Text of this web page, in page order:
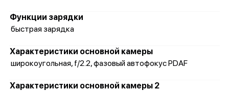
Функции зарядки
быстрая зарядка
Характеристики основной камеры
широкоугольная, f/2.2, фазовый автофокус PDAF
Характеристики основной камеры 2